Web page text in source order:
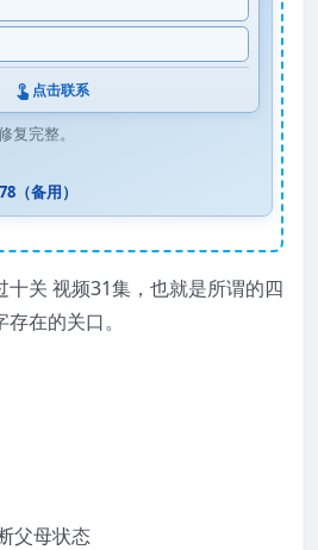
点击联系
复完整。
（备用）
十关 视频31集，也就是所谓的四
在的关口。
父母状态